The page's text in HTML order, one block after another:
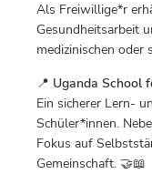
Als Freiwillige*r
Gesundheitsarbeit
medizinischen oder
📍 Uganda School
Ein sicherer Lern-
Schüler*innen.
Fokus auf
Gemeinschaft. 🤝📖